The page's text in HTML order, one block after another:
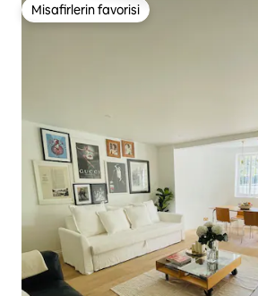
Misafirlerin favorisi
Misafirlerin favorisi